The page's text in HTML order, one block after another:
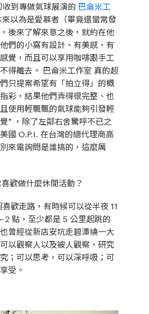
收到專做氣球展演的 巴侖米工
以為是愛慕者（畢竟還蠻常發
後來了解來意之後，就約在他
們的小窩有設計、有美感、有
覺，而且可以享用咖啡跟手工
得離去。 巴侖米工作室 真的超
只提案希望有「拍立得」的概
彩，結果他們弄得很完整、也
使用輕飄飄的氣球能夠引發輕
* ，除了左鄰右舍驚呼不已之
國 O.P.I. 在台灣的總代理商高
來電詢問是誰搞的，這麼厲
歡做什麼休閒活動？
喜歡走路，有時候可以從半夜 11
2 點，至少都是 5 公里起跳的
曾經從新店安坑走碧潭繞一大
以觀察人以及被人觀察，研究
；可以思考，可以深呼吸；可
受。